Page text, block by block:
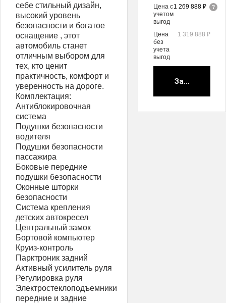
себе стильный дизайн,
высокий уровень
безопасности и богатое
оснащение , этот
автомобиль станет
отличным выбором для
тех, кто ценит
практичность, комфорт и
уверенность на дороге.
Комплектация:
Антиблокировочная
система
Подушки безопасности
водителя
Подушки безопасности
пассажира
Боковые передние
подушки безопасности
Оконные шторки
безопасности
Система крепления
детских автокресел
Центральный замок
Бортовой компьютер
Круиз-контроль
Парктроник задний
Активный усилитель руля
Регулировка руля
Электростеклоподъемники
передние и задние
Цена с
учетом
выгод
1 269 888 ₽
Цена
без
учета
выгод
1 319 888 ₽